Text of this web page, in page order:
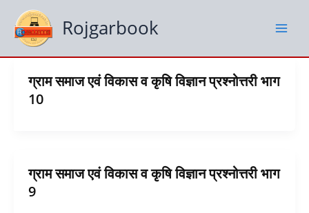
content
Rojgarbook
ग्राम समाज एवं विकास व कृषि विज्ञान प्रश्नोत्तरी भाग
10
ग्राम समाज एवं विकास व कृषि विज्ञान प्रश्नोत्तरी भाग
9